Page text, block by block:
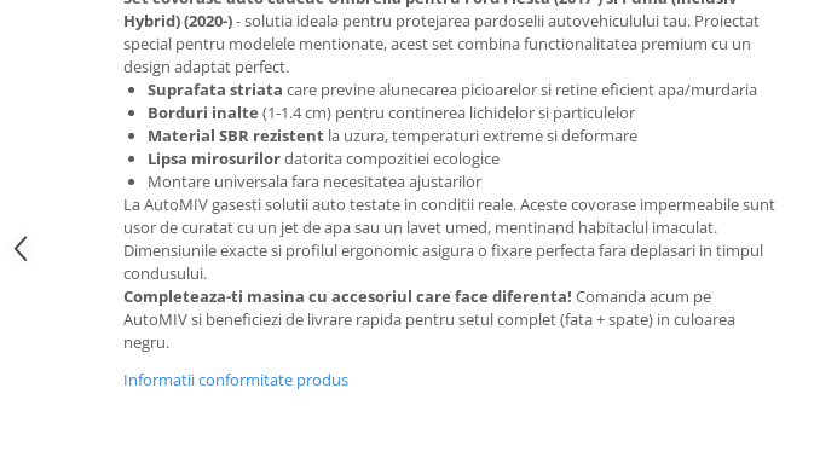
Pompa Spalator Parbriz
Accesorii Camioane
Lampi si Proiectoare Camion
Marcaje si Echipamente de
Accesorii Cabina Camion
Echipamente Electrice si
Pneumatice
Echipamente ADR si Utilitare
Uleiuri si Lichide Auto
Hybrid) (2020-)- solutia ideala pentru protejarea pardoselii autovehiculului tau. Proiectat
special pentru modelele mentionate, acest set combina functionalitatea premium cu un
design adaptat perfect.
Suprafata striata care previne alunecarea picioarelor si retine eficient apa/murdaria
Borduri inalte (1-1.4 cm) pentru continerea lichidelor si particulelor
Material SBR rezistent la uzura, temperaturi extreme si deformare
Lipsa mirosurilordatorita compozitiei ecologice
Montare universala fara necesitatea ajustarilor
La AutoMIV gasesti solutii auto testate in conditii reale. Aceste covorase impermeabile sunt
usor de curatat cu un jet de apa sau un lavet umed, mentinand habitaclul imaculat.
Dimensiunile exacte si profilul ergonomic asigura o fixare perfecta fara deplasari in timpul
condusului.
Completeaza-ti masina cu accesoriul care face diferenta! Comanda acum pe
AutoMIV si beneficiezi de livrare rapida pentru setul complet (fata + spate) in culoarea
negru.
Informatii conformitate produs